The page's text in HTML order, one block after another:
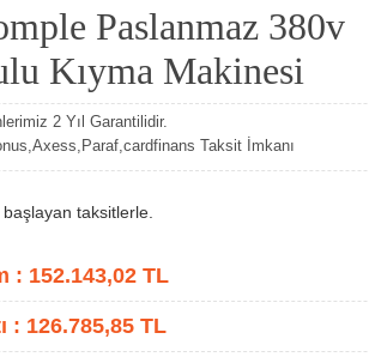
Paslanmaz 380v
Kıyma Makinesi
2 Yıl Garantilidir.
Taksit İmkanı
taksitlerle.
: 152.143,02 TL
: 126.785,85 TL